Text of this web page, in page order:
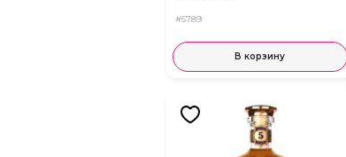
#5789
В корзину